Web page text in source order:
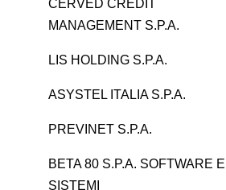
CERVED CREDIT
MANAGEMENT S.P.A.
LIS HOLDING S.P.A.
ASYSTEL ITALIA S.P.A.
PREVINET S.P.A.
BETA 80 S.P.A. SOFTWARE E
SISTEMI